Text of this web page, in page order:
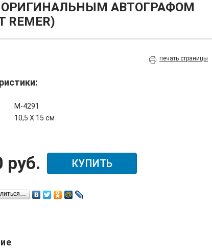
ОРИГИНАЛЬНЫМ АВТОГРАФОМ
REMER)
печать страницы
М-4291
10,5 Х 15 см
руб. КУПИТЬ